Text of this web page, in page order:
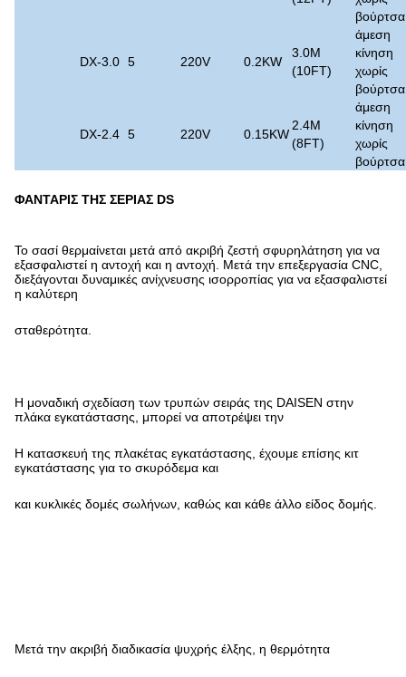
βούρτσα
DX-3.0 5 220V 0.2KW
3.0M
(10FT)
άμεση
κίνηση
χωρίς
βούρτσα
DX-2.4 5 220V 0.15KW
2.4M
(8FT)
άμεση
κίνηση
χωρίς
βούρτσα
ΦΑΝΤΑΡΙΣ ΤΗΣ ΣΕΡΙΑΣ DS
Το σασί θερμαίνεται μετά από ακριβή ζεστή σφυρηλάτηση για να
εξασφαλιστεί η αντοχή και η αντοχή. Μετά την επεξεργασία CNC,
διεξάγονται δυναμικές ανίχνευσης ισορροπίας για να εξασφαλιστεί
η καλύτερη
σταθερότητα.
Η μοναδική σχεδίαση των τρυπών σειράς της DAISEN στην
πλάκα εγκατάστασης, μπορεί να αποτρέψει την
Η κατασκευή της πλακέτας εγκατάστασης, έχουμε επίσης κιτ
εγκατάστασης για το σκυρόδεμα και
και κυκλικές δομές σωλήνων, καθώς και κάθε άλλο είδος δομής.
Μετά την ακριβή διαδικασία ψυχρής έλξης, η θερμότητα